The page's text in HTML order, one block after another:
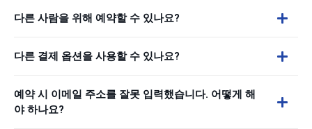
다른 사람을 위해 예약할 수 있나요?
다른 결제 옵션을 사용할 수 있나요?
예약 시 이메일 주소를 잘못 입력했습니다. 어떻게 해
야 하나요?